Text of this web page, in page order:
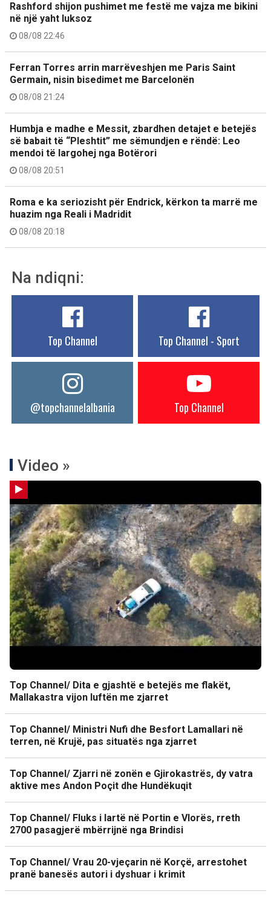
Rashford shijon pushimet me festë me vajza me bikini
në një yaht luksoz
08/08 22:46
Ferran Torres arrin marrëveshjen me Paris Saint
Germain, nisin bisedimet me Barcelonën
08/08 21:24
Humbja e madhe e Messit, zbardhen detajet e betejës
së babait të “Pleshtit” me sëmundjen e rëndë: Leo
mendoi të largohej nga Botërori
08/08 20:51
Roma e ka seriozisht për Endrick, kërkon ta marrë me
huazim nga Reali i Madridit
08/08 20:18
Na ndiqni:
Top Channel Top Channel - Sport
@topchannelalbania Top Channel
Video »
Top Channel/ Dita e gjashtë e betejës me flakët,
Mallakastra vijon luftën me zjarret
Top Channel/ Ministri Nufi dhe Besfort Lamallari në
terren, në Krujë, pas situatës nga zjarret
Top Channel/ Zjarri në zonën e Gjirokastrës, dy vatra
aktive mes Andon Poçit dhe Hundëkuqit
Top Channel/ Fluks i lartë në Portin e Vlorës, rreth
2700 pasagjerë mbërrijnë nga Brindisi
Top Channel/ Vrau 20-vjeçarin në Korçë, arrestohet
pranë banesës autori i dyshuar i krimit